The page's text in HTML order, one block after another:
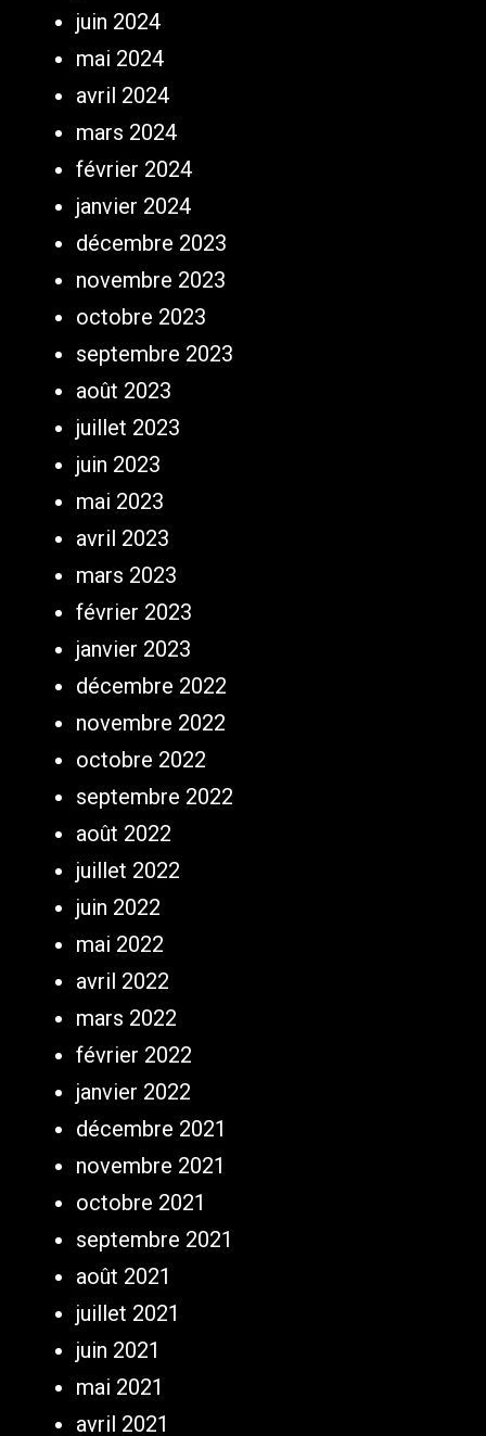
juin 2024
mai 2024
avril 2024
mars 2024
février 2024
janvier 2024
décembre 2023
novembre 2023
octobre 2023
septembre 2023
août 2023
juillet 2023
juin 2023
mai 2023
avril 2023
mars 2023
février 2023
janvier 2023
décembre 2022
novembre 2022
octobre 2022
septembre 2022
août 2022
juillet 2022
juin 2022
mai 2022
avril 2022
mars 2022
février 2022
janvier 2022
décembre 2021
novembre 2021
octobre 2021
septembre 2021
août 2021
juillet 2021
juin 2021
mai 2021
avril 2021